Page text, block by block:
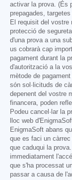
activar la prova. (És
prepagades,
El requisit del vostre
protecció de
d'una prova a una
us cobrarà cap
pagament durant la
d'autorització a la
mètode de
són sol·licituds de
depenent del vostre
financera, poden
Podeu cancel·lar la
lloc web
EnigmaSoft abans
que es faci un
que caduqui la
immediatament
que s'ha processat
passar a causa de